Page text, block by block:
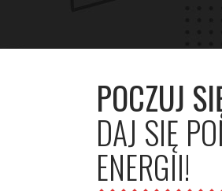
POCZUJ
DAJ SIĘ
ENERGII!